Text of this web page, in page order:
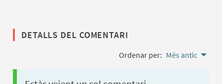
DETALLS DEL COMENTARI
Ordenar per: Més antic